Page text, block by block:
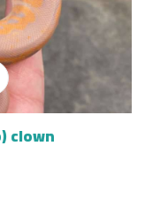
clown